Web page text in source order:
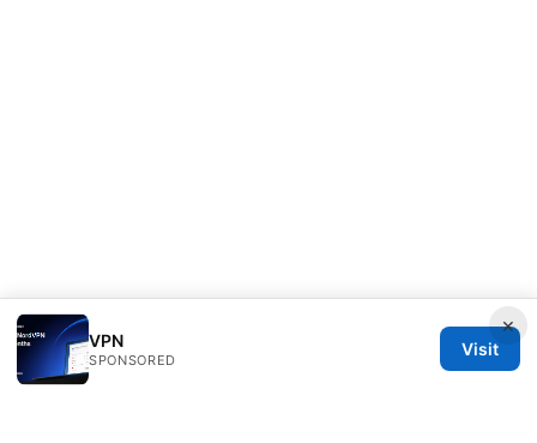
×
VPN
SPONSORED
Visit